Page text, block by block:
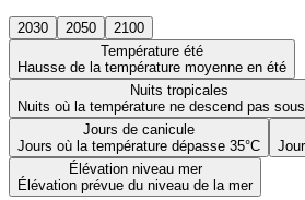
2030 2050
2100
Température été
Hausse de la température moyenne en été
Nuits tropicales
Nuits où la température ne descend pas
Jours de canicule
Jours où la température dépasse 35°C
Élévation niveau mer
Élévation prévue du niveau de la mer